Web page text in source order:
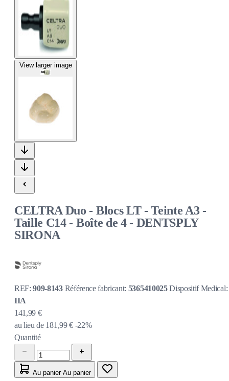
View larger image
CELTRA Duo - Blocs LT - Teinte A3 -
Taille C14 - Boîte de 4 - DENTSPLY
SIRONA
REF:909-8143 Référence fabricant: 5365410025Dispositif Medical:
IIA
141,99 €
au lieu de 181,99 € -22%
Quantité
Au panier Au panier